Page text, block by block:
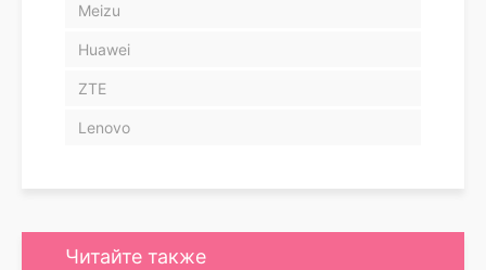
Meizu
Huawei
ZTE
Lenovo
Читайте также